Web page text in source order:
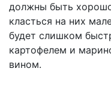
должны быть
класться на них
будет слишком
картофелем и
вином.